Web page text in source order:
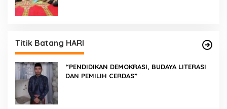
Titik Batang HARI
“PENDIDIKAN DEMOKRASI, BUDAYA LITERASI
DAN PEMILIH CERDAS”